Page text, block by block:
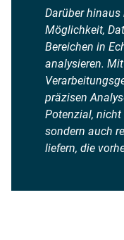
Darüber hinaus
Möglichkeit,
Bereichen in
analysieren.
präzisen
Potenzial, nicht
sondern auch
liefern, die